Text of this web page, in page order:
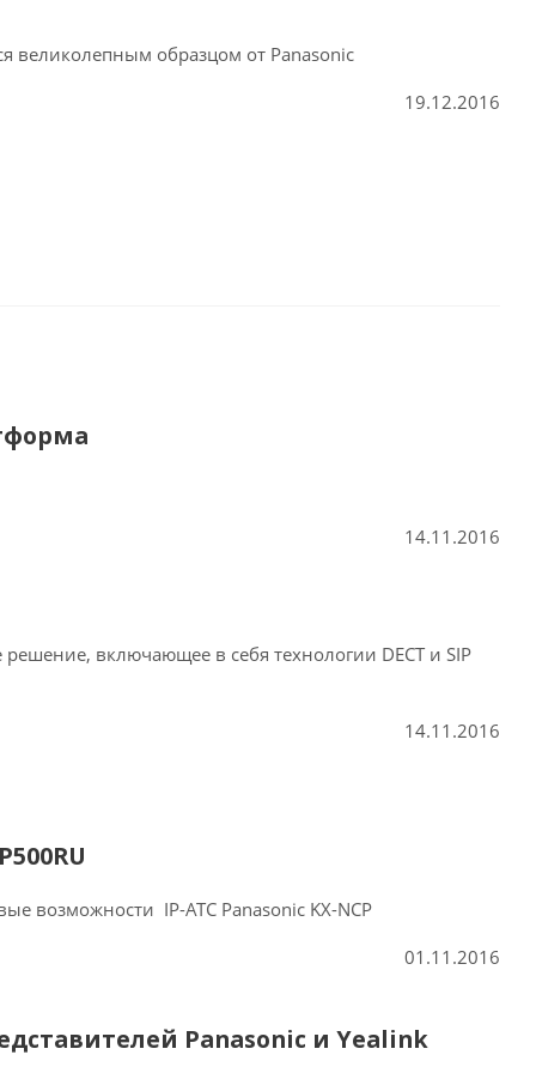
великолепным образцом от Panasonic
19.12.2016
14.11.2016
включающее в себя технологии DECT и SIP
14.11.2016
возможности IP-АТС Panasonic KX-NCP
01.11.2016
Panasonic и Yealink